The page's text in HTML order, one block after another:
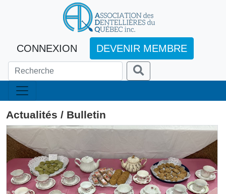
CONNEXION DEVENIR MEMBRE
Actualités / Bulletin